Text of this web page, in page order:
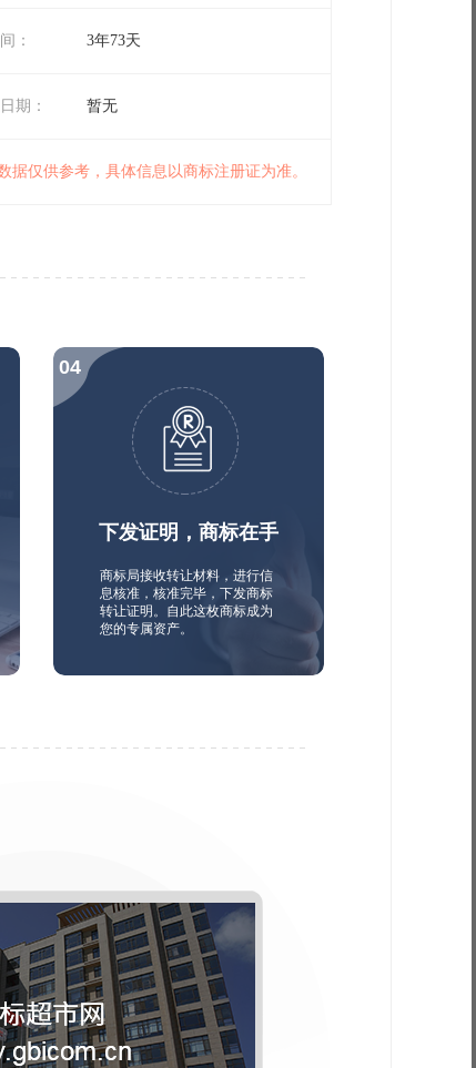
： 3年73天
期： 暂无
据仅供参考，具体信息以商标注册证为准。
下发证明，商标在手
商标局接收转让材料，进行信
息核准，核准完毕，下发商标
转让证明。自此这枚商标成为
您的专属资产。